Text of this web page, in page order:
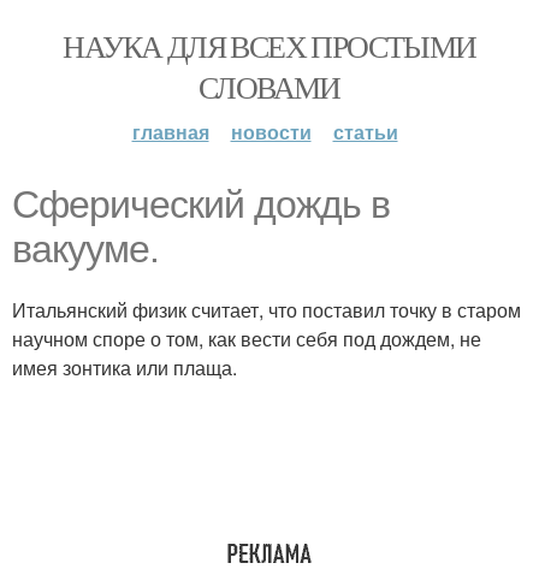
НАУКА ДЛЯ ВСЕХ ПРОСТЫМИ
СЛОВАМИ
главная новости статьи
Сферический дождь в
вакууме.
Итальянский физик считает, что поставил точку в старом
научном споре о том, как вести себя под дождем, не
имея зонтика или плаща.